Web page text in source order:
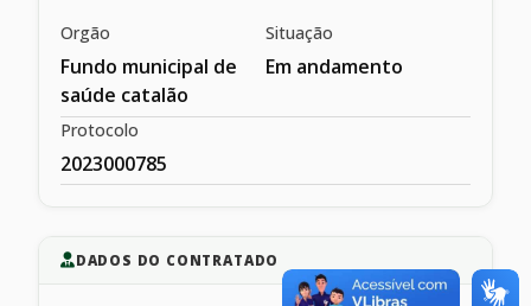
Orgão
Fundo municipal de
saúde catalão
Situação
Em andamento
Protocolo
2023000785
DADOS DO CONTRATADO